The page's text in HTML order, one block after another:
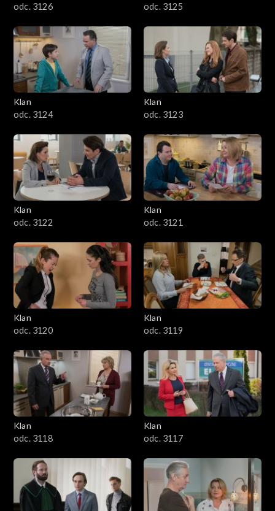
odc. 3126
odc. 3125
Klan
odc. 3124
Klan
odc. 3123
Klan
odc. 3122
Klan
odc. 3121
Klan
odc. 3120
Klan
odc. 3119
Klan
odc. 3118
Klan
odc. 3117